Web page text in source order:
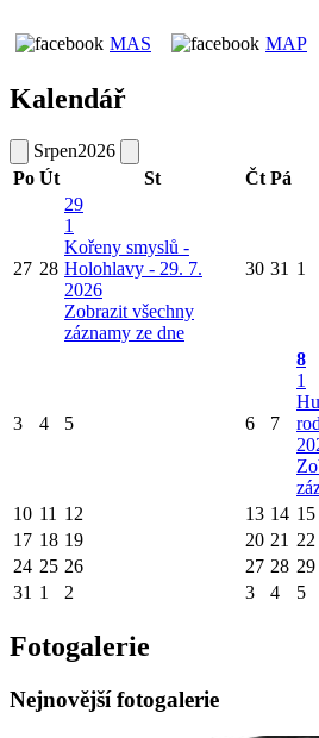
MAS MAP
Kalendář
Srpen2026
Po Út St Čt Pá
27 28
29
1
Kořeny smyslů -
Holohlavy - 29. 7.
2026
Zobrazit všechny
záznamy ze dne
30 31 1
3 4 5 6 7
8
1
10 11 12 13 14 15
17 18 19 20 21 22
24 25 26 27 28 29
31 1 2 3 4 5
Fotogalerie
Nejnovější fotogalerie